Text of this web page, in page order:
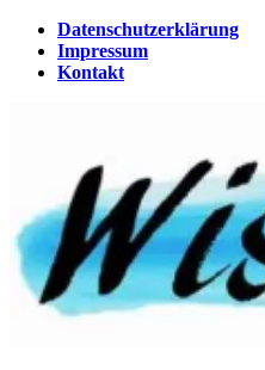
Zum
Inhalt
springen
Datenschutzerklärung
Impressum
Kontakt